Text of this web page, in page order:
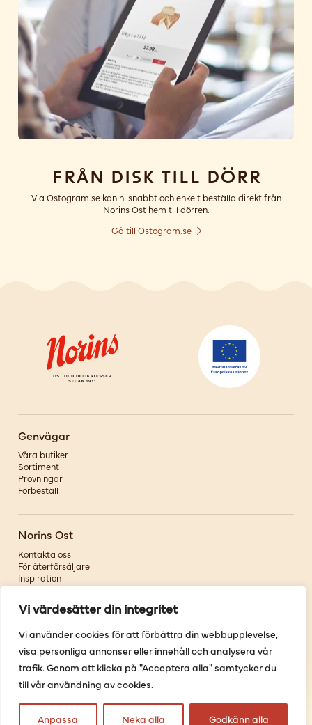
Vi värdesätter din integritet
Vi använder cookies för att förbättra din webbupplevelse,
visa personliga annonser eller innehåll och analysera vår
trafik. Genom att klicka på "Acceptera alla" samtycker du
till vår användning av cookies.
Anpassa Neka alla Godkänn alla
Från disk till dörr
Via Ostogram.se kan ni snabbt och enkelt beställa direkt från
Norins Ost hem till dörren.
Gå till Ostogram.se
Genvägar
Våra butiker
Sortiment
Provningar
Förbeställ
Norins Ost
Kontakta oss
För återförsäljare
Inspiration
Om oss
Följ oss
Facebook
Instagram
Youtube